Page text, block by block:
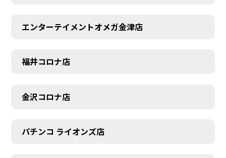
エンターテイメントオメガ金津店
福井コロナ店
金沢コロナ店
パチンコ ライオンズ店